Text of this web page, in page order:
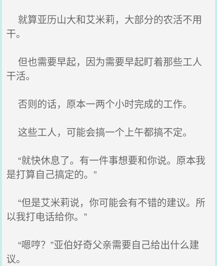
就算亚历山大和艾米莉，大部分的农活不用
干。
但也需要早起，因为需要早起盯着那些工人
干活。
否则的话，原本一两个小时完成的工作。
这些工人，可能会搞一个上午都搞不定。
“就快休息了。有一件事想要和你说。原本我
是打算自己搞定的。”
“但是艾米莉说，你可能会有不错的建议。所
以我打电话给你。”
“嗯哼？”亚伯好奇父亲需要自己给出什么建
议。